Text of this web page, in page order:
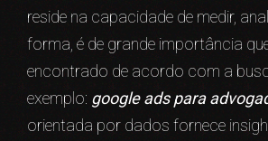
reside na capacidade de medir,
forma, é de grande importância
encontrado de acordo com a
exemplo: google ads para
orientada por dados fornece